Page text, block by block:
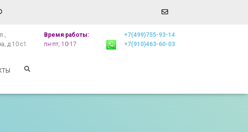
д 10 с1
Время работы:
пн-пт, 10-17
+7(499)755-93-14
+7(910)463-60-03
for